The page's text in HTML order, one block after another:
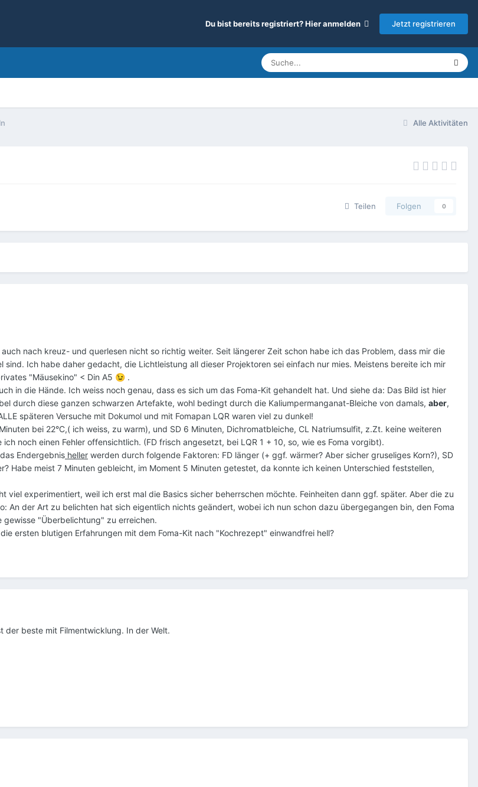
Du bist bereits registriert? Hier anmelden Jetzt registrieren
Alle Aktivitäten
Teilen Folgen 0
nach kreuz- und querlesen nicht so richtig weiter. Seit längerer Zeit schon habe ich das Problem, dass mir die
Ich habe daher gedacht, die Lichtleistung all dieser Projektoren sei einfach nur mies. Meistens bereite ich mir
"Mäusekino" < Din A5 😉 .
in die Hände. Ich weiss noch genau, dass es sich um das Foma-Kit gehandelt hat. Und siehe da: Das Bild ist hier
durch diese ganzen schwarzen Artefakte, wohl bedingt durch die Kaliumpermanganat-Bleiche von damals, aber,
späteren Versuche mit Dokumol und mit Fomapan LQR waren viel zu dunkel!
bei 22°C,( ich weiss, zu warm), und SD 6 Minuten, Dichromatbleiche, CL Natriumsulfit, z.Zt. keine weiteren
noch einen Fehler offensichtlich. (FD frisch angesetzt, bei LQR 1 + 10, so, wie es Foma vorgibt).
Endergebnis heller werden durch folgende Faktoren: FD länger (+ ggf. wärmer? Aber sicher gruseliges Korn?), SD
Habe meist 7 Minuten gebleicht, im Moment 5 Minuten getestet, da konnte ich keinen Unterschied feststellen,
viel experimentiert, weil ich erst mal die Basics sicher beherrschen möchte. Feinheiten dann ggf. später. Aber die zu
An der Art zu belichten hat sich eigentlich nichts geändert, wobei ich nun schon dazu übergegangen bin, den Foma
gewisse "Überbelichtung" zu erreichen.
ersten blutigen Erfahrungen mit dem Foma-Kit nach "Kochrezept" einwandfrei hell?
der beste mit Filmentwicklung. In der Welt.